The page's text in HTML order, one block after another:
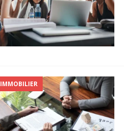
IMMOBILIER